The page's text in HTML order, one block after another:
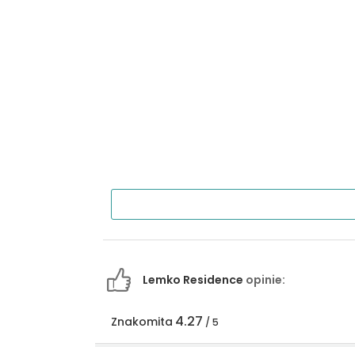
Lemko Residence opinie:
Znakomita 4.27 / 5